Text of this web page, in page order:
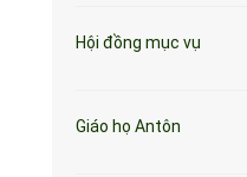
Hội đồng mục vụ
Giáo họ Antôn